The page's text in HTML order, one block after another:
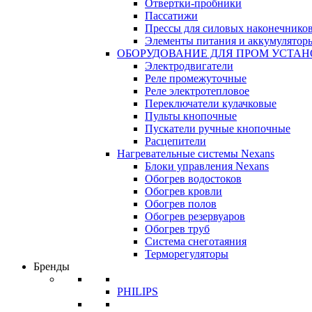
Отвертки-пробники
Пассатижи
Прессы для силовых наконечников
Элементы питания и
ОБОРУДОВАНИЕ ДЛЯ ПРОМ
Электродвигатели
Реле промежуточные
Реле электротепловое
Переключатели кулачковые
Пульты кнопочные
Пускатели ручные кнопочные
Расцепители
Нагревательные системы Nexans
Блоки управления Nexans
Обогрев водостоков
Обогрев кровли
Обогрев полов
Обогрев резервуаров
Обогрев труб
Система снеготаяния
Терморегуляторы
Бренды
PHILIPS